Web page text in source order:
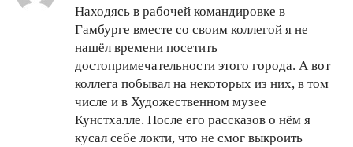
Находясь в рабочей командировке в
Гамбурге вместе со своим коллегой я не
нашёл времени посетить
достопримечательности этого города. А вот
коллега побывал на некоторых из них, в том
числе и в Художественном музее
Кунстхалле. После его рассказов о нём я
кусал себе локти, что не смог выкроить